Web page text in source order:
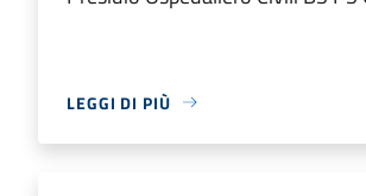
LEGGI DI PIÙ